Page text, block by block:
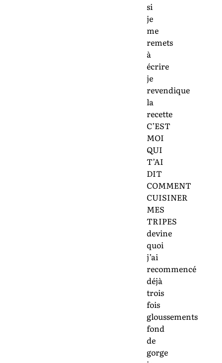
si
je
me
remets
à
écrire
je
revendique
la
recette
C’EST
MOI
QUI
T’AI
DIT
COMMENT
CUISINER
MES
TRIPES
devine
quoi
j’ai
recommencé
déjà
trois
fois
gloussements
fond
de
gorge